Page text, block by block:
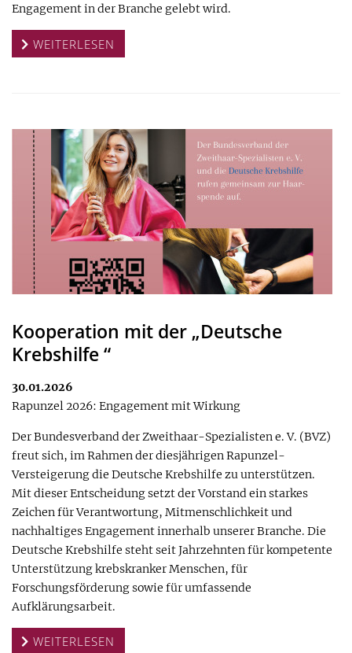
Engagement in der Branche gelebt wird.
WEITERLESEN
Kooperation mit der „Deutsche
Krebshilfe “
30.01.2026
Rapunzel 2026: Engagement mit Wirkung
Der Bundesverband der Zweithaar-Spezialisten e. V. (BVZ)
freut sich, im Rahmen der diesjährigen Rapunzel-
Versteigerung die Deutsche Krebshilfe zu unterstützen.
Mit dieser Entscheidung setzt der Vorstand ein starkes
Zeichen für Verantwortung, Mitmenschlichkeit und
nachhaltiges Engagement innerhalb unserer Branche. Die
Deutsche Krebshilfe steht seit Jahrzehnten für kompetente
Unterstützung krebskranker Menschen, für
Forschungsförderung sowie für umfassende
Aufklärungsarbeit.
WEITERLESEN